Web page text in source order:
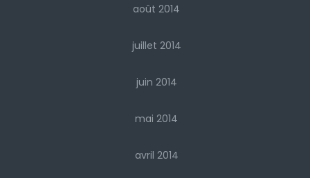
août 2014
juillet 2014
juin 2014
mai 2014
avril 2014